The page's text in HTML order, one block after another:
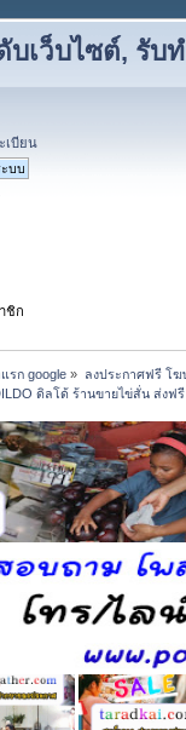
เว็บไซต์, รับ
เบียน
ชิก
รก google » ลงประกาศฟรี โ
ดิลโด้ ร้านขายไข่สั่น ส่งฟ